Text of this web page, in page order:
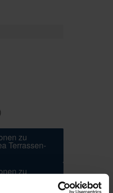
zu
Terrassen-
zu